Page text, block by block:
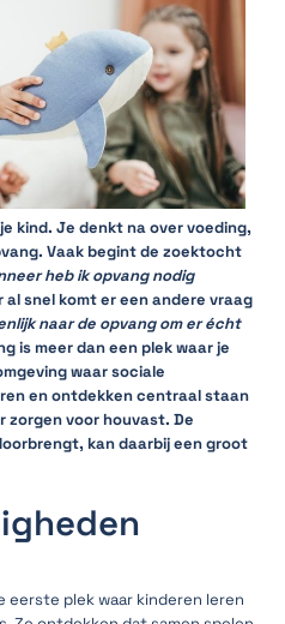
kind. Je denkt na over voeding,
Vaak begint de zoektocht
heb ik opvang nodig
al snel komt er een andere vraag
naar de opvang om er écht
is meer dan een plek waar je
waar sociale
en ontdekken centraal staan
zorgen voor houvast. De
kan daarbij een groot
eerste plek waar kinderen leren